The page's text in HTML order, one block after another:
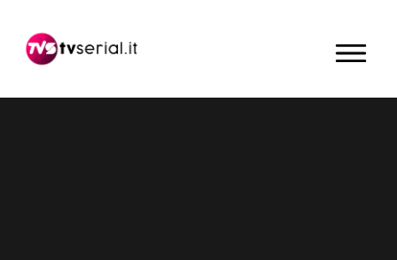
navigazione
contenuto
barra
primaria
MENU